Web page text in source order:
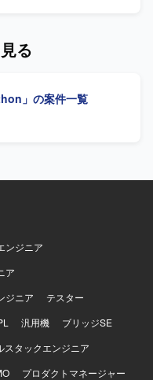
を持って技術選定や
化のための各種ツー
す。
手法を検討しつつ、
めながら、最適なAIモ
証を回しながら粘り
先端技術を実務レベ
ル検証・評価まで一
。ローカル実行を前
きる点も魅力です。
どのインフラ環境上
Transformer系ライブラ
み合わせて環境構築
る
」の案件一覧
ンジニア
ア
ジニア
テスター
汎用機
ブリッジSE
スタックエンジニア
プロダクトマネージャー